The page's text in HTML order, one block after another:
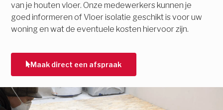
van je houten vloer. Onze medewerkers kunnen je
goed informeren of Vloer isolatie geschikt is voor uw
woning en wat de eventuele kosten hiervoor zijn.
Maak direct een afspraak